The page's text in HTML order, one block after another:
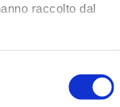
raccolto dal